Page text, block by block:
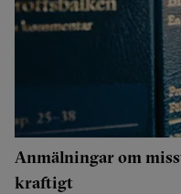
Anmälningar om
kraftigt